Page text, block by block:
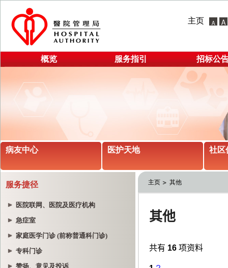
主页
概览 服务指引 招标公
病友中心 医护天地 社区
服务捷径
医院联网、医院及医疗机构
急症室
家庭医学门诊 (前称普通科门诊)
专科门诊
赞扬、意见及投诉
主页 其他